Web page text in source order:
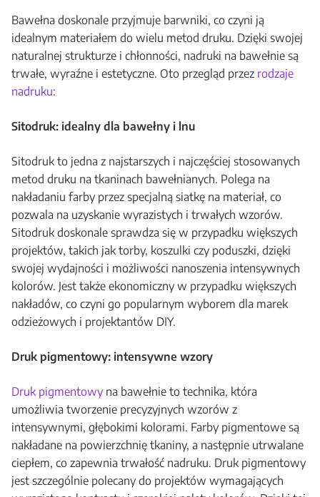
Bawełna doskonale przyjmuje barwniki, co czyni ją
idealnym materiałem do wielu metod druku. Dzięki swojej
naturalnej strukturze i chłonności, nadruki na bawełnie są
trwałe, wyraźne i estetyczne. Oto przegląd przez rodzaje
nadruku:
Sitodruk: idealny dla bawełny i lnu
Sitodruk to jedna z najstarszych i najczęściej stosowanych
metod druku na tkaninach bawełnianych. Polega na
nakładaniu farby przez specjalną siatkę na materiał, co
pozwala na uzyskanie wyrazistych i trwałych wzorów.
Sitodruk doskonale sprawdza się w przypadku większych
projektów, takich jak torby, koszulki czy poduszki, dzięki
swojej wydajności i możliwości nanoszenia intensywnych
kolorów. Jest także ekonomiczny w przypadku większych
nakładów, co czyni go popularnym wyborem dla marek
odzieżowych i projektantów DIY.
Druk pigmentowy: intensywne wzory
Druk pigmentowyna bawełnie to technika, która
umożliwia tworzenie precyzyjnych wzorów z
intensywnymi, głębokimi kolorami. Farby pigmentowe są
nakładane na powierzchnię tkaniny, a następnie utrwalane
ciepłem, co zapewnia trwałość nadruku. Druk pigmentowy
jest szczególnie polecany do projektów wymagających